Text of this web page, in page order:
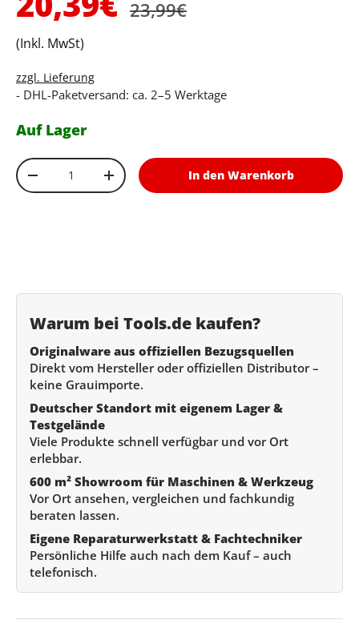
23,99€
(Inkl. MwSt)
zzgl. Lieferung
- DHL-Paketversand: ca. 2–5 Werktage
Auf Lager
Anzahl
Menge verringernMenge erhöhenIn den Warenkorb
Warum bei Tools.de kaufen?
Originalware aus offiziellen Bezugsquellen
Direkt vom Hersteller oder offiziellen Distributor –
keine Grauimporte.
Deutscher Standort mit eigenem Lager &
Testgelände
Viele Produkte schnell verfügbar und vor Ort
erlebbar.
600 m² Showroom für Maschinen & Werkzeug
Vor Ort ansehen, vergleichen und fachkundig
beraten lassen.
Eigene Reparaturwerkstatt & Fachtechniker
Persönliche Hilfe auch nach dem Kauf – auch
telefonisch.